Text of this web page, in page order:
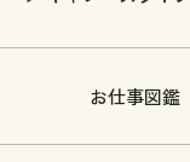
お仕事図鑑